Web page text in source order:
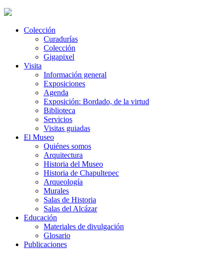
Colección
Curadurías
Colección
Gigapixel
Visita
Información general
Exposiciones
Agenda
Exposición: Bordado, de la virtud
Biblioteca
Servicios
Visitas guiadas
El Museo
Quiénes somos
Arquitectura
Historia del Museo
Historia de Chapultepec
Arqueología
Murales
Salas de Historia
Salas del Alcázar
Educación
Materiales de divulgación
Glosario
Publicaciones